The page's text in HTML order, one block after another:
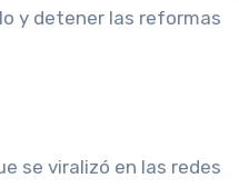
y detener las reformas
se viralizó en las redes